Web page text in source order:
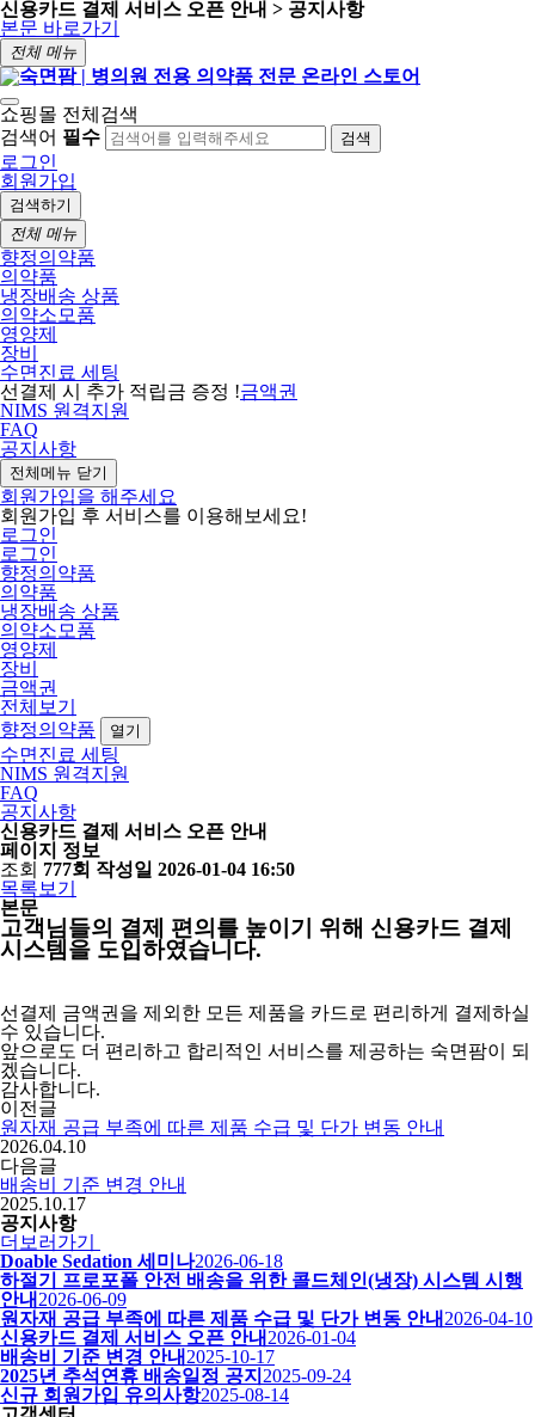
신용카드 결제 서비스 오픈 안내 > 공지사항
본문 바로가기
전체 메뉴
쇼핑몰 전체검색
검색어 필수 검색
로그인
회원가입
검색하기
전체 메뉴
향정의약품
의약품
냉장배송 상품
의약소모품
영양제
장비
수면진료 세팅
선결제 시 추가 적립금 증정 !금액권
NIMS 원격지원
FAQ
공지사항
전체메뉴 닫기
회원가입을 해주세요
회원가입 후 서비스를 이용해보세요!
로그인
로그인
향정의약품
의약품
냉장배송 상품
의약소모품
영양제
장비
금액권
전체보기
향정의약품
열기
수면진료 세팅
NIMS 원격지원
FAQ
공지사항
신용카드 결제 서비스 오픈 안내
페이지 정보
조회 777회 작성일 2026-01-04 16:50
목록보기
본문
고객님들의 결제 편의를 높이기 위해 신용카드 결제
시스템을 도입하였습니다.
선결제 금액권을 제외한 모든 제품을 카드로 편리하게 결제하실
수 있습니다.
앞으로도 더 편리하고 합리적인 서비스를 제공하는 숙면팜이 되
겠습니다.
감사합니다.
이전글
원자재 공급 부족에 따른 제품 수급 및 단가 변동 안내
2026.04.10
다음글
배송비 기준 변경 안내
2025.10.17
공지사항
더보러가기
Doable Sedation 세미나2026-06-18
하절기 프로포폴 안전 배송을 위한 콜드체인(냉장) 시스템 시행
안내 2026-06-09
원자재 공급 부족에 따른 제품 수급 및 단가 변동 안내 2026-04-10
신용카드 결제 서비스 오픈 안내 2026-01-04
배송비 기준 변경 안내 2025-10-17
2025년 추석연휴 배송일정 공지 2025-09-24
신규 회원가입 유의사항2025-08-14